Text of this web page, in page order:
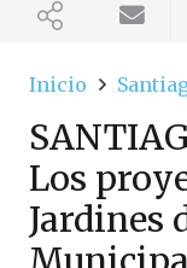
Inicio
Los
Jardines